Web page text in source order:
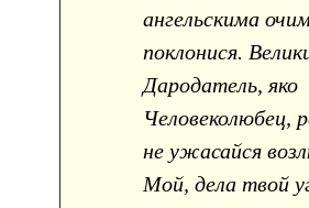
aнгельскима
поклонися.
Дародатель, яко
Человеколюбец,
не ужасайся
Мой, дела твой